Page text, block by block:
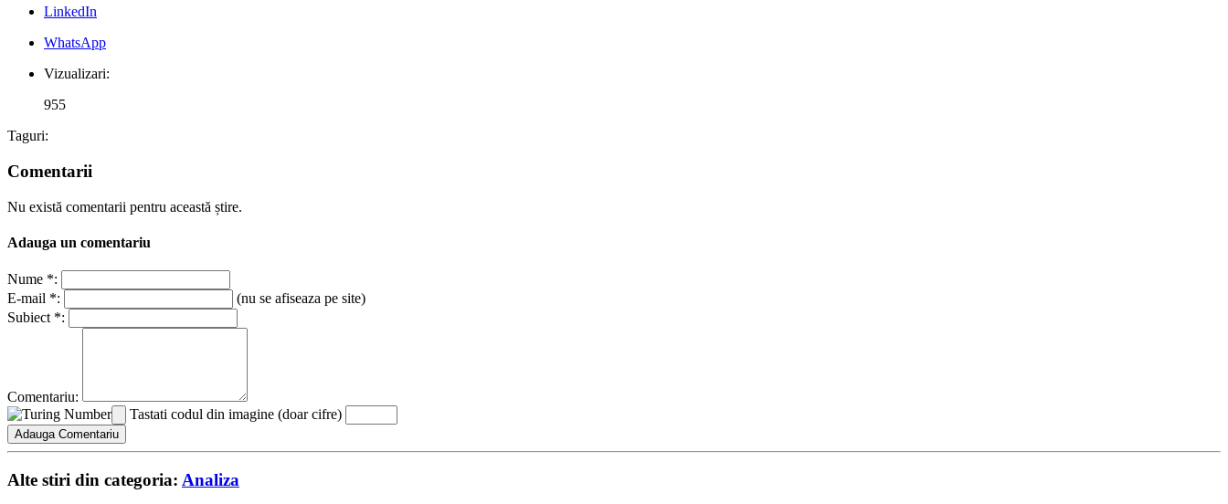
LinkedIn
WhatsApp
Vizualizari:
955
Taguri:
Comentarii
Nu există comentarii pentru această știre.
Adauga un comentariu
Nume *:
E-mail *:
(nu se afiseaza pe site)
Subiect *:
Comentariu:
Tastati codul din imagine (doar cifre)
Alte stiri din categoria: Analiza